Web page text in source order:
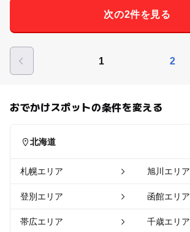
次の2件を見る
1 2
おでかけスポットの条件を変える
北海道
札幌エリア 旭川エリア
登別エリア 函館エリア
帯広エリア 千歳エリア